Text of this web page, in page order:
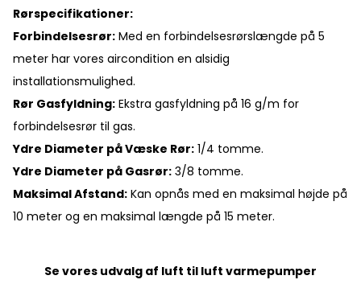
Rørspecifikationer:
Forbindelsesrør: Med en forbindelsesrørslængde på 5
meter har vores aircondition en alsidig
installationsmulighed.
Rør Gasfyldning: Ekstra gasfyldning på 16 g/m for
forbindelsesrør til gas.
Ydre Diameter på Væske Rør: 1/4 tomme.
Ydre Diameter på Gasrør: 3/8 tomme.
Maksimal Afstand: Kan opnås med en maksimal højde på
10 meter og en maksimal længde på 15 meter.
Se vores udvalg af luft til luft varmepumper